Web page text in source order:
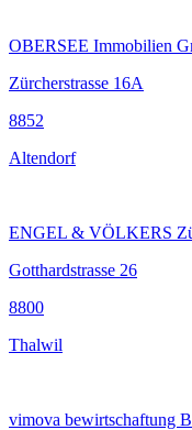
OBERSEE Immobilien
Zürcherstrasse 16A
8852
Altendorf
ENGEL & VÖLKERS
Gotthardstrasse 26
8800
Thalwil
vimova bewirtschaftung